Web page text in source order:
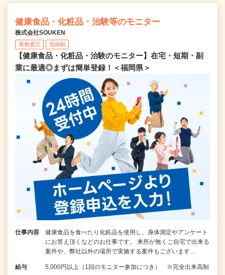
健康食品・化粧品・治験等のモニター
株式会社SOUKEN
業務委託 登録制
【健康食品・化粧品・治験のモニター】在宅・短期・副
業に最適◎まずは簡単登録！＜福岡県＞
仕事内容
健康食品を食べたり化粧品を使用し、身体測定やアンケート
にお答え頂くなどのお仕事です。 来所が無くご自宅で出来る
案件や、弊社以外の場所で実施する案件もございます…
給与 5,000円以上（1回のモニター参加につき） ※完全出来高制